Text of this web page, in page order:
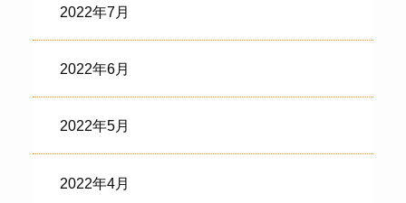
2022年7月
2022年6月
2022年5月
2022年4月